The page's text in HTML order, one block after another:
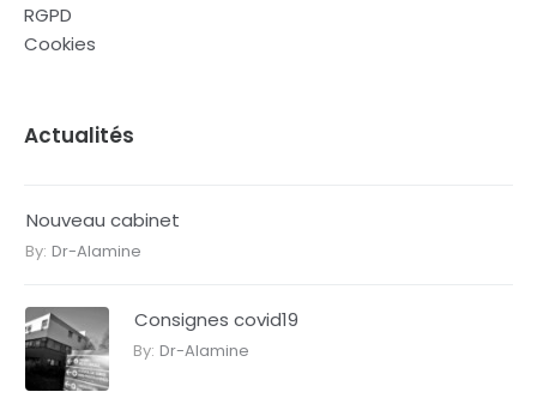
RGPD
Cookies
Actualités
Nouveau cabinet
By: Dr-Alamine
Consignes covid19
By: Dr-Alamine